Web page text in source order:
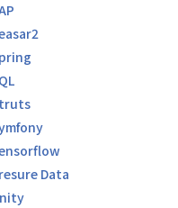
Data